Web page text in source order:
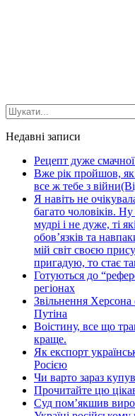
Шукати...
Недавні записи
Рецепт дуже
Вже рік пройшов,
все ж тебе з
Я навіть не
багато чоловіків. Ну
мудрі і не дуже, ті
обов’язків та
мій світ своєю
пригадую, то стає
Готуються до
регіонах
Звільнення
Путіна
Воістину, все що
краще.
Як експорт
Росією
Чи варто зараз
Прочитайте цю
Суд пом’якшив